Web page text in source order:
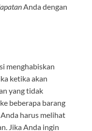
Anda dengan
menghabiskan
ketika akan
yang tidak
beberapa barang
harus melihat
Jika Anda ingin